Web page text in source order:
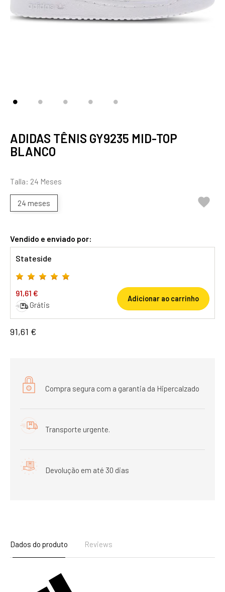
ADIDAS TÊNIS GY9235 MID-TOP
BLANCO
Talla: 24 Meses
24 meses 
Vendido e enviado por:
Stateside
91,61 €
Grátis
Adicionar ao carrinho
91,61 €
Compra segura com a garantia da Hipercalzado
Transporte urgente.
Devolução em até 30 dias
Dados do produto Reviews